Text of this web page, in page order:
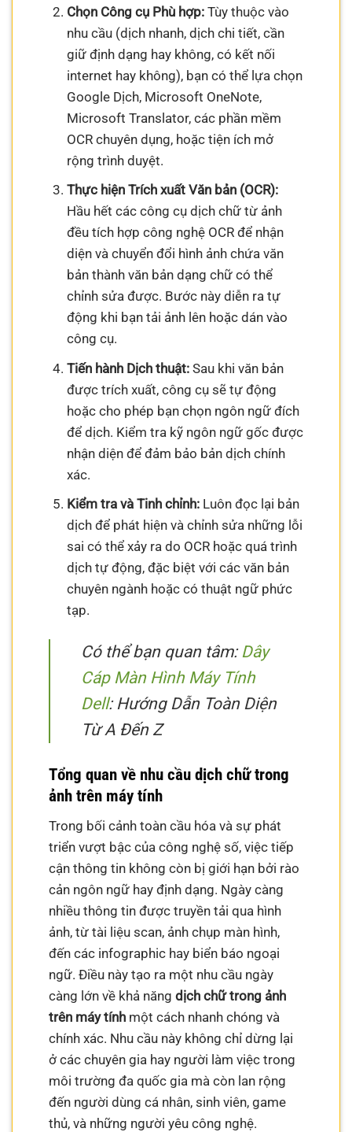
Chọn Công cụ Phù hợp:Tùy thuộc vào
nhu cầu (dịch nhanh, dịch chi tiết, cần
giữ định dạng hay không, có kết nối
internet hay không), bạn có thể lựa chọn
Google Dịch, Microsoft OneNote,
Microsoft Translator, các phần mềm
OCR chuyên dụng, hoặc tiện ích mở
rộng trình duyệt.
Thực hiện Trích xuất Văn bản (OCR):
Hầu hết các công cụ dịch chữ từ ảnh
đều tích hợp công nghệ OCR để nhận
diện và chuyển đổi hình ảnh chứa văn
bản thành văn bản dạng chữ có thể
chỉnh sửa được. Bước này diễn ra tự
động khi bạn tải ảnh lên hoặc dán vào
công cụ.
Tiến hành Dịch thuật:Sau khi văn bản
được trích xuất, công cụ sẽ tự động
hoặc cho phép bạn chọn ngôn ngữ đích
để dịch. Kiểm tra kỹ ngôn ngữ gốc được
nhận diện để đảm bảo bản dịch chính
xác.
Kiểm tra và Tinh chỉnh:Luôn đọc lại bản
dịch để phát hiện và chỉnh sửa những lỗi
sai có thể xảy ra do OCR hoặc quá trình
dịch tự động, đặc biệt với các văn bản
chuyên ngành hoặc có thuật ngữ phức
tạp.
Có thể bạn quan tâm:Dây
Cáp Màn Hình Máy Tính
Dell: Hướng Dẫn Toàn Diện
Từ A Đến Z
Tổng quan về nhu cầu dịch chữ trong
ảnh trên máy tính
Trong bối cảnh toàn cầu hóa và sự phát
triển vượt bậc của công nghệ số, việc tiếp
cận thông tin không còn bị giới hạn bởi rào
cản ngôn ngữ hay định dạng. Ngày càng
nhiều thông tin được truyền tải qua hình
ảnh, từ tài liệu scan, ảnh chụp màn hình,
đến các infographic hay biển báo ngoại
ngữ. Điều này tạo ra một nhu cầu ngày
càng lớn về khả năngdịch chữ trong ảnh
trên máy tính một cách nhanh chóng và
chính xác. Nhu cầu này không chỉ dừng lại
ở các chuyên gia hay người làm việc trong
môi trường đa quốc gia mà còn lan rộng
đến người dùng cá nhân, sinh viên, game
thủ, và những người yêu công nghệ.